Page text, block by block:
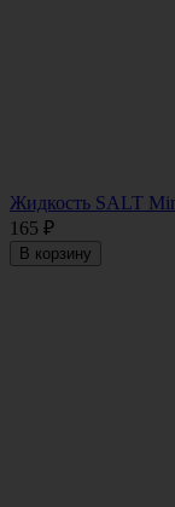
Жидкость SALT
165 ₽
В корзину